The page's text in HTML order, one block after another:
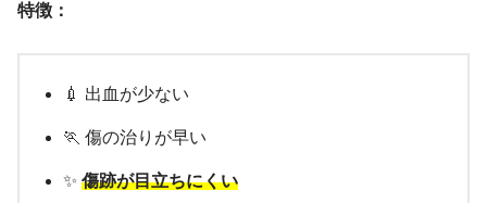
特徴：
💉 出血が少ない
🏃 傷の治りが早い
✨ 傷跡が目立ちにくい